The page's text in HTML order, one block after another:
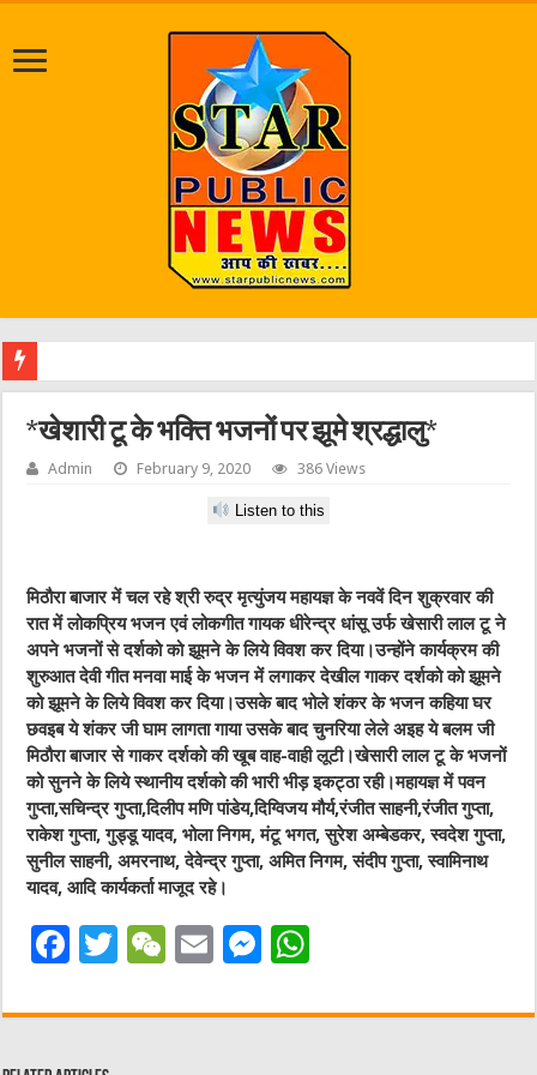
*खेशारी टू के भक्ति भजनों पर झूमे श्रद्धालु*
Admin February 9, 2020 386 Views
Listen to this
मिठौरा बाजार में चल रहे श्री रुद्र मृत्युंजय महायज्ञ के नववें दिन शुक्रवार की
रात में लोकप्रिय भजन एवं लोकगीत गायक धीरेन्द्र धांसू उर्फ खेसारी लाल टू ने
अपने भजनों से दर्शको को झूमने के लिये विवश कर दिया।उन्होंने कार्यक्रम की
शुरुआत देवी गीत मनवा माई के भजन में लगाकर देखील गाकर दर्शको को झूमने
को झूमने के लिये विवश कर दिया।उसके बाद भोले शंकर के भजन कहिया घर
छवइब ये शंकर जी घाम लागता गाया उसके बाद चुनरिया लेले अइह ये बलम जी
मिठौरा बाजार से गाकर दर्शको की खूब वाह-वाही लूटी।खेसारी लाल टू के भजनों
को सुनने के लिये स्थानीय दर्शको की भारी भीड़ इकट्ठा रही।महायज्ञ में पवन
गुप्ता,सचिन्द्र गुप्ता,दिलीप मणि पांडेय,दिग्विजय मौर्य,रंजीत साहनी,रंजीत गुप्ता,
राकेश गुप्ता, गुड्डू यादव, भोला निगम, मंटू भगत, सुरेश अम्बेडकर, स्वदेश गुप्ता,
सुनील साहनी, अमरनाथ, देवेन्द्र गुप्ता, अमित निगम, संदीप गुप्ता, स्वामिनाथ
यादव, आदि कार्यकर्ता माजूद रहे।
F
c
e
T
it
W
C
E
ai
M
ss at